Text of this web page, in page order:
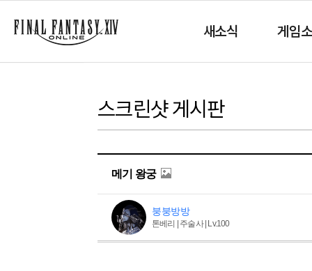
새소식 게임
스크린샷 게시판
메기 왕궁
붕붕방방
톤베리 | 주술사 | Lv.100